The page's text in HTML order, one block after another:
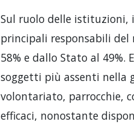
Sul ruolo delle istituzioni,
principali responsabili
58% e dallo Stato al 49%.
soggetti più assenti nella
volontariato, parrocchie,
efficaci, nonostante